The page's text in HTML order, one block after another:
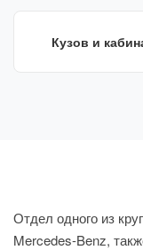
Кузов и
Отдел одного из
Mercedes-Benz,